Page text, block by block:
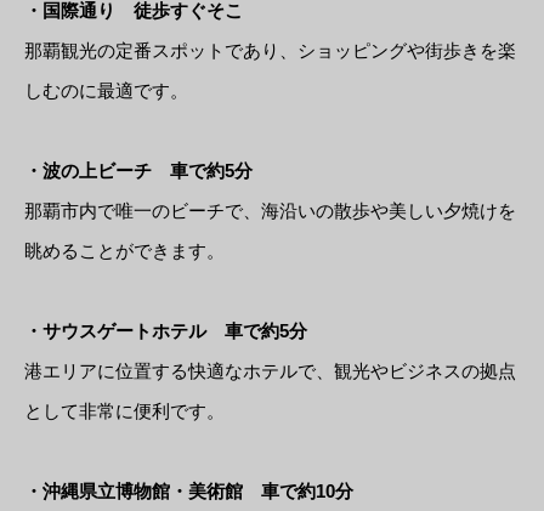
・国際通り 徒歩すぐそこ
那覇観光の定番スポットであり、ショッピングや街歩きを楽
しむのに最適です。
・波の上ビーチ 車で約5分
那覇市内で唯一のビーチで、海沿いの散歩や美しい夕焼けを
眺めることができます。
・サウスゲートホテル 車で約5分
港エリアに位置する快適なホテルで、観光やビジネスの拠点
として非常に便利です。
・沖縄県立博物館・美術館 車で約10分